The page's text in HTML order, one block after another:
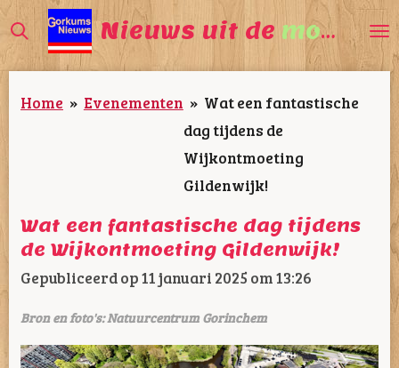
Ga
direct
naar
de
Nieuws uit de mooiste
Home » Evenementen » Wat een fantastische
dag tijdens de
Wijkontmoeting
Gildenwijk!
Wat een fantastische dag tijdens
de Wijkontmoeting Gildenwijk!
Gepubliceerd op 11 januari 2025 om 13:26
Bron en foto's: Natuurcentrum Gorinchem